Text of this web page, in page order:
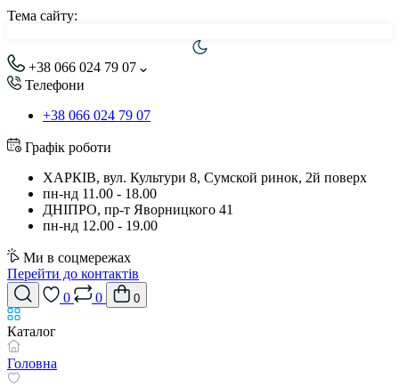
Тема сайту:
+38 066 024 79 07
Телефони
+38 066 024 79 07
Графік роботи
ХАРКІВ, вул. Культури 8, Сумской ринок, 2й поверх
пн-нд 11.00 - 18.00
ДНІПРО, пр-т Яворницкого 41
пн-нд 12.00 - 19.00
Ми в соцмережах
Перейти до контактів
0
0 0
Каталог
Головна